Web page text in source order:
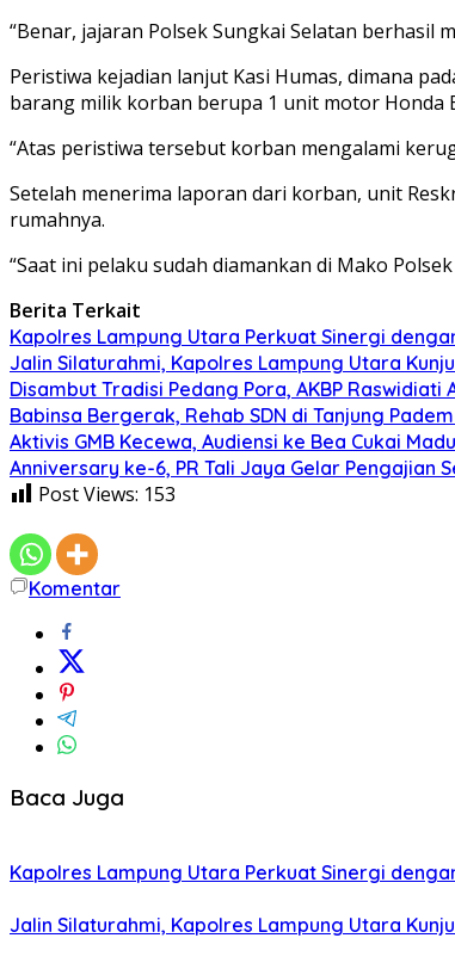
“Benar, jajaran Polsek Sungkai Selatan berhasil
Peristiwa kejadian lanjut Kasi Humas, dimana
barang milik korban berupa 1 unit motor Honda
“Atas peristiwa tersebut korban mengalami
Setelah menerima laporan dari korban, unit
rumahnya.
“Saat ini pelaku sudah diamankan di Mako
Berita Terkait
Kapolres Lampung Utara Perkuat Sinergi
Jalin Silaturahmi, Kapolres Lampung Utara
Disambut Tradisi Pedang Pora, AKBP
Babinsa Bergerak, Rehab SDN di Tanjung
Aktivis GMB Kecewa, Audiensi ke Bea Cukai
Anniversary ke-6, PR Tali Jaya Gelar Pengajian
Post Views: 153
Komentar
Baca Juga
Kapolres Lampung Utara Perkuat Sinergi
Jalin Silaturahmi, Kapolres Lampung Utara